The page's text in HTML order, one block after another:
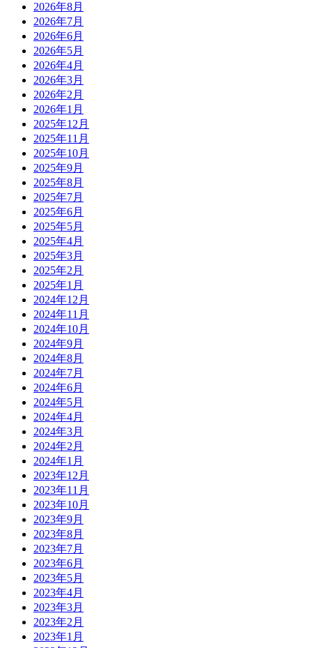
2026年8月
2026年7月
2026年6月
2026年5月
2026年4月
2026年3月
2026年2月
2026年1月
2025年12月
2025年11月
2025年10月
2025年9月
2025年8月
2025年7月
2025年6月
2025年5月
2025年4月
2025年3月
2025年2月
2025年1月
2024年12月
2024年11月
2024年10月
2024年9月
2024年8月
2024年7月
2024年6月
2024年5月
2024年4月
2024年3月
2024年2月
2024年1月
2023年12月
2023年11月
2023年10月
2023年9月
2023年8月
2023年7月
2023年6月
2023年5月
2023年4月
2023年3月
2023年2月
2023年1月